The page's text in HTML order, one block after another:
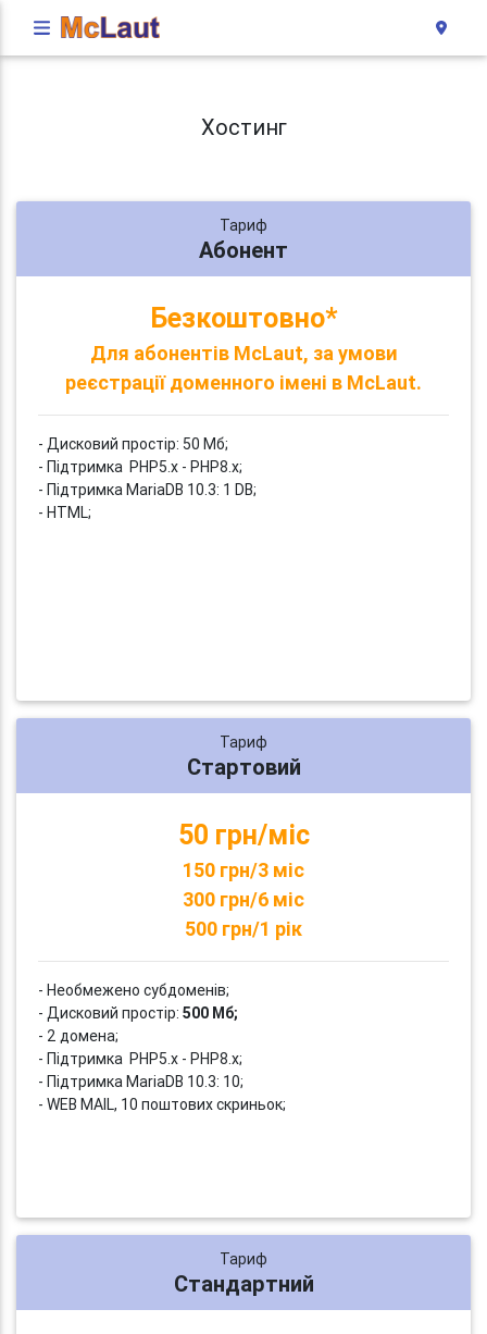
Хостинг
Тариф
Абонент
Безкоштовно*
Для абонентів McLaut, за умови
реєстрації доменного імені в McLaut.
- Дисковий простір: 50 Мб;
- Підтримка PHP5.x - PHP8.x;
- Підтримка MariaDB 10.3: 1 DB;
- HTML;
Тариф
Стартовий
50 грн/міс
150 грн/3 міс
300 грн/6 міс
500 грн/1 рік
- Необмежено субдоменів;
- Дисковий простір: 500 Мб;
- 2 домена;
- Підтримка PHP5.x - PHP8.x;
- Підтримка MariaDB 10.3: 10;
- WEB MAIL, 10 поштових скриньок;
Тариф
Стандартний